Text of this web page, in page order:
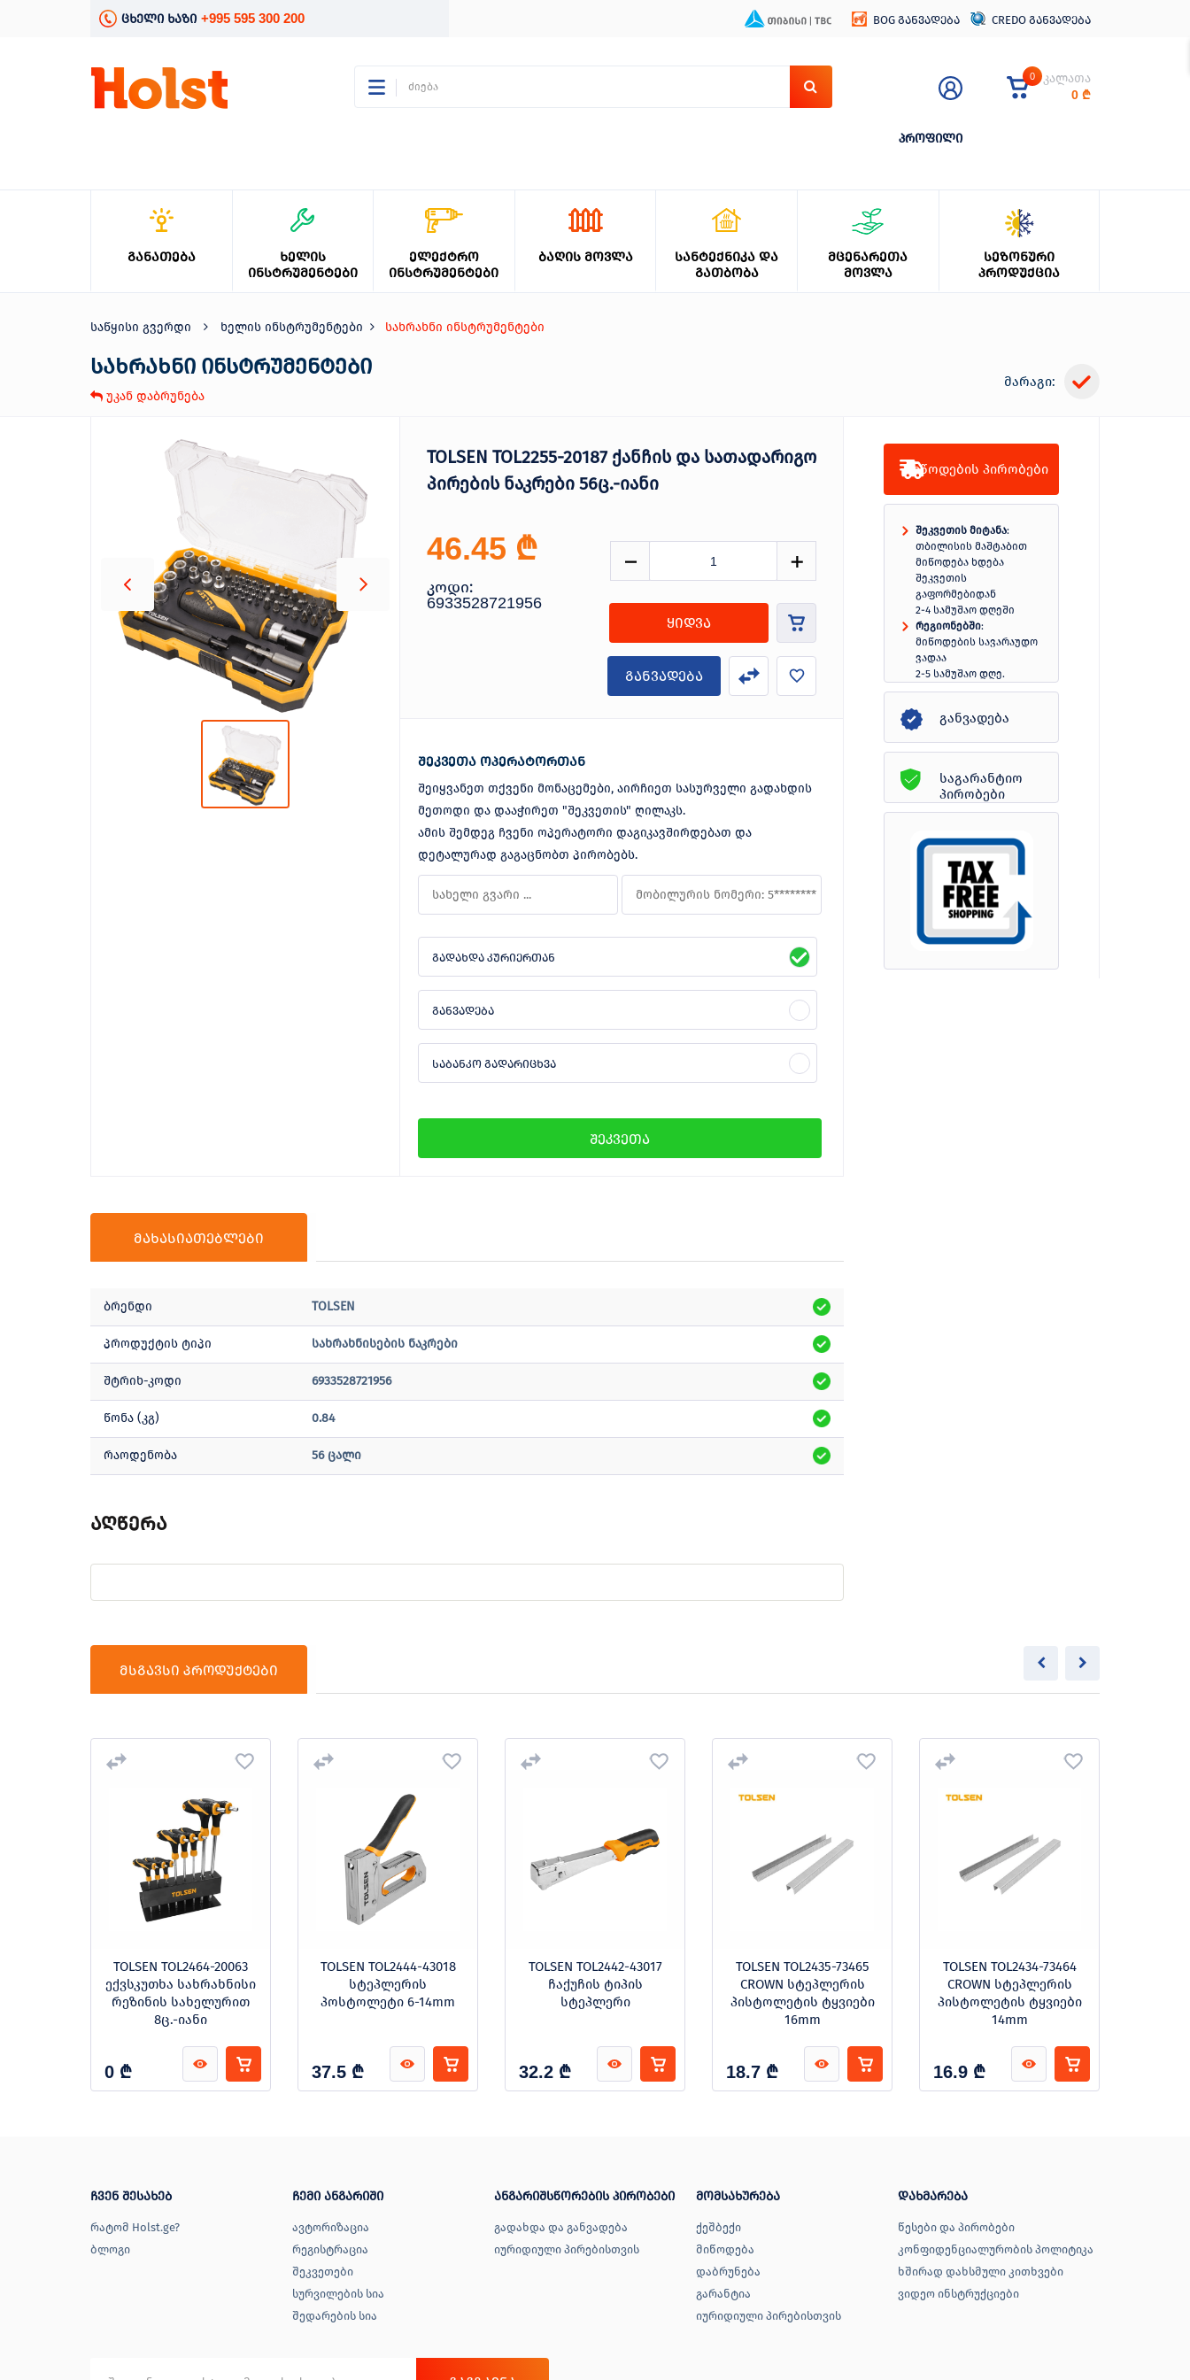
ცხელი ხაზი +995 595 300 200 BOG განვადება CREDO განვადება
პროფილი
0 კალათა
0 ₾
ᲒᲐᲜᲐᲗᲔᲑᲐ
ᲮᲔᲚᲘᲡ
ᲘᲜᲡᲢᲠᲣᲛᲔᲜᲢᲔᲑᲘ
ᲔᲚᲔᲥᲢᲠᲝ
ᲘᲜᲡᲢᲠᲣᲛᲔᲜᲢᲔᲑᲘ
ᲑᲐᲦᲘᲡ ᲛᲝᲕᲚᲐ
ᲡᲐᲜᲢᲔᲥᲜᲘᲙᲐ ᲓᲐ
ᲒᲐᲗᲑᲝᲑᲐ
ᲛᲪᲔᲜᲐᲠᲔᲗᲐ
ᲛᲝᲕᲚᲐ
ᲡᲔᲖᲝᲜᲣᲠᲘ
ᲞᲠᲝᲓᲣᲥᲪᲘᲐ
საწყისი გვერდი ხელის ინსტრუმენტები სახრახნი ინსტრუმენტები
სახრახნი ინსტრუმენტები
უკან დაბრუნება
მარაგი:
TOLSEN TOL2255-20187 ქანჩის და სათადარიგო
პირების ნაკრები 56ც.-იანი
46.45 ₾
კოდი:
6933528721956
ყიდვა
განვადება
შეკვეთა ოპერატორთან
შეიყვანეთ თქვენი მონაცემები, აირჩიეთ სასურველი გადახდის
მეთოდი და დააჭირეთ "შეკვეთის" ღილაკს.
ამის შემდეგ ჩვენი ოპერატორი დაგიკავშირდებათ და
დეტალურად გაგაცნობთ პირობებს.
გადახდა კურიერთან
განვადება
საბანკო გადარიცხვა
მახასიათებლები
ბრენდი TOLSEN
პროდუქტის ტიპი სახრახნისების ნაკრები
შტრიხ-კოდი 6933528721956
წონა (კგ) 0.84
რაოდენობა 56 ცალი
აღწერა
მიწოდების პირობები
შეკვეთის მიტანა:
თბილისის მაშტაბით
მიწოდება ხდება
შეკვეთის
გაფორმებიდან
2-4 სამუშაო დღეში
რეგიონებში:
მიწოდების სავარაუდო
ვადაა
2-5 სამუშაო დღე.
განვადება
საგარანტიო
პირობები
მსგავსი პროდუქტები
TOLSEN TOL2464-20063
ექვსკუთხა სახრახნისი
რეზინის სახელურით
8ც.-იანი
0 ₾
TOLSEN TOL2444-43018
სტეპლერის
პოსტოლეტი 6-14mm
37.5 ₾
TOLSEN TOL2442-43017
ჩაქუჩის ტიპის
სტეპლერი
32.2 ₾
TOLSEN TOL2435-73465
CROWN სტეპლერის
პისტოლეტის ტყვიები
16mm
18.7 ₾
TOLSEN TOL2434-73464
CROWN სტეპლერის
პისტოლეტის ტყვიები
14mm
16.9 ₾
გათბობა
პროდუქცია
ბლოგი
ჩვენ შესახებ
რატომ Holst.ge?
ბლოგი
ჩემი ანგარიში
ავტორიზაცია
რეგისტრაცია
შეკვეთები
სურვილების სია
შედარების სია
ანგარიშსწორების პირობები
გადახდა და განვადება
იურიდიული პირებისთვის
მომსახურება
ქეშბექი
მიწოდება
დაბრუნება
გარანტია
იურიდიული პირებისთვის
დახმარება
წესები და პირობები
კონფიდენციალურობის პოლიტიკა
ხშირად დახსმული კითხვები
ვიდეო ინსტრუქციები